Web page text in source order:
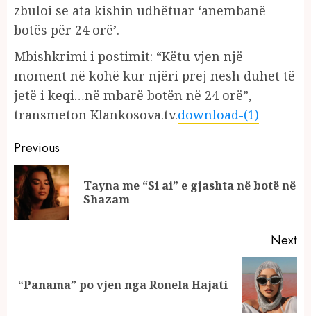
zbuloi se ata kishin udhëtuar ‘anembanë
botës për 24 orë’.
Mbishkrimi i postimit: “Këtu vjen një
moment në kohë kur njëri prej nesh duhet të
jetë i keqi…në mbarë botën në 24 orë”,
transmeton Klankosova.tv.download-(1)
Continue
Reading
Previous
Tayna me “Si ai” e gjashta në botë në
Shazam
Next
Next
“Panama” po vjen nga Ronela Hajati